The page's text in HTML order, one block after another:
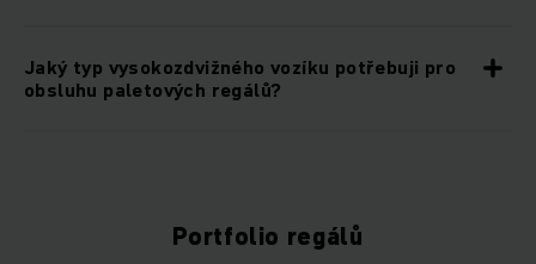
Jaký typ vysokozdvižného vozíku potřebuji pro
obsluhu paletových regálů?
Portfolio regálů